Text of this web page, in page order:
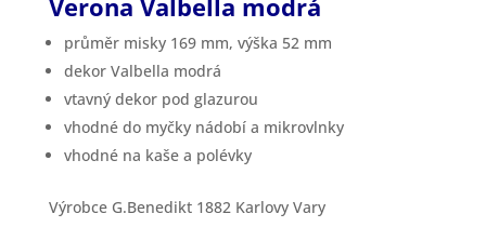
průměr misky 169 mm, výška 52 mm
dekor Valbella modrá
vtavný dekor pod glazurou
vhodné do myčky nádobí a mikrovlnky
vhodné na kaše a polévky
Výrobce G.Benedikt 1882 Karlovy Vary